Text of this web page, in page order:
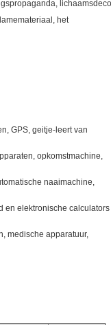
het
GPS, geitje-leert van
opkomstmachine,
naaimachine,
en elektronische calculators
medische apparatuur,